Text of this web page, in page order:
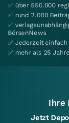
✅ über 550.000
✅ rund 2.000
✅
BörsenNews
✅ Jederzeit
✅ mehr als 25
Ihre
Jetzt